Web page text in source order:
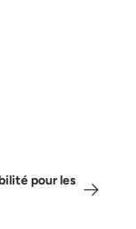
pour les